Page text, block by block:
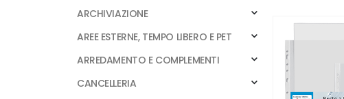
ARCHIVIAZIONE
AREE ESTERNE, TEMPO LIBERO E PET
ARREDAMENTO E COMPLEMENTI
CANCELLERIA